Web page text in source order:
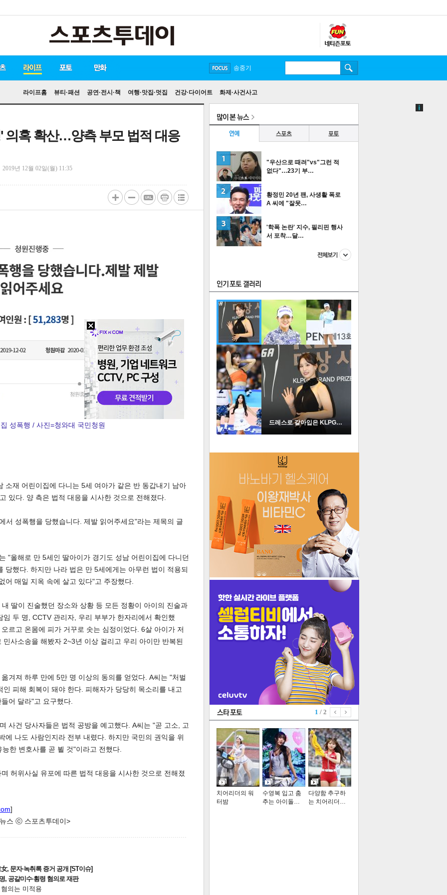
라이프홈 뷰티·패션 공연·전시·책 여행·맛집·멋집 건강·다이어트 화제·사건사고
FOCUS
방탄소년단
손흥민
유아인
송중기
의혹 확산…양측 부모 법적 대응
2019년 12월 02일(월) 11:35
성폭행 / 사진=청와대 국민청원
소재 어린이집에 다니는 5세 여아가 같은 반 동갑내기 남아
있다. 양 측은 법적 대응을 시사한 것으로 전해졌다.
서 성폭행을 당했습니다. 제발 읽어주세요"라는 제목의 글
"올해로 만 5세인 딸아이가 경기도 성남 어린이집에 다니던
당했다. 하지만 나라 법은 만 5세에게는 아무런 법이 적용되
어 매일 지옥 속에 살고 있다"고 주장했다.
딸이 진술했던 장소와 상황 등 모든 정황이 아이의 진술과
두 명, CCTV 관리자, 우리 부부가 한자리에서 확인했
르고 온몸에 피가 거꾸로 솟는 심정이었다. 6살 아이가 저
사소송을 해봤자 2~3년 이상 걸리고 우리 아이만 반복된
겨져 하루 만에 5만 명 이상의 동의를 얻었다. A씨는 "처벌
피해 회복이 돼야 한다. 피해자가 당당히 목소리를 내고
어 달라"고 요구했다.
사건 당사자들은 법적 공방을 예고했다. A씨는 "곧 고소, 고
에 나도 사람인지라 전부 내렸다. 하지만 국민의 권익을 위
한 변호사를 곧 뵐 것"이라고 전했다.
허위사실 유포에 따른 법적 대응을 시사한 것으로 전해졌
]
스 ⓒ 스포츠투데이>
, 문자·녹취록 증거 공개 [ST이슈]
, 공갈미수·횡령 혐의로 재판
의는 미적용
많이 본 뉴스
연예
스포츠 포토
"우산으로 때려"vs"그런 적
없다"…23기 부…
2
황정민 20년 팬, 사생활 폭로
A 씨에 "잘못…
'학폭 논란' 지수, 필리핀 행사
서 포착…달…
더보기
인기포토
드레스로 갈아입은 KLPGA …
1 / 2
치어리더의 워
터밤
수영복 입고 춤
추는 아이돌…
다양함 추구하
는 치어리더…